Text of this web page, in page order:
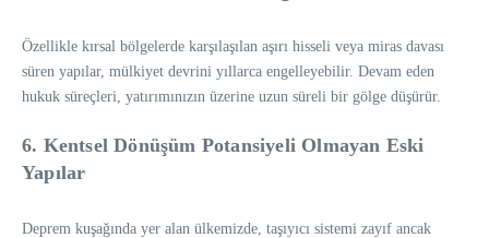
Özellikle kırsal bölgelerde karşılaşılan aşırı hisseli veya miras davası
süren yapılar, mülkiyet devrini yıllarca engelleyebilir. Devam eden
hukuk süreçleri, yatırımınızın üzerine uzun süreli bir gölge düşürür.
6. Kentsel Dönüşüm Potansiyeli Olmayan Eski
Yapılar
Deprem kuşağında yer alan ülkemizde, taşıyıcı sistemi zayıf ancak